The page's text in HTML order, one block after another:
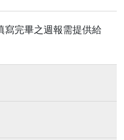
寫完畢之週報需提供給